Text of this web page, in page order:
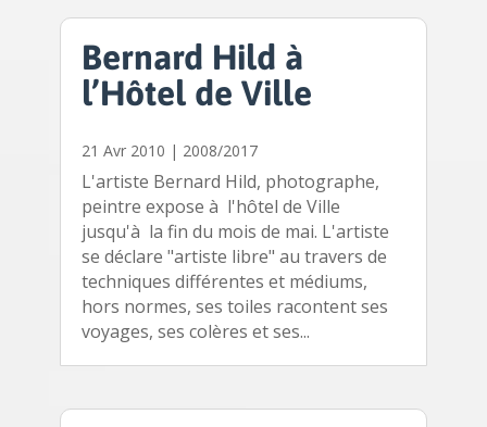
Bernard Hild à
l’Hôtel de Ville
21 Avr 2010 | 2008/2017
L'artiste Bernard Hild, photographe,
peintre expose à l'hôtel de Ville
jusqu'à la fin du mois de mai. L'artiste
se déclare "artiste libre" au travers de
techniques différentes et médiums,
hors normes, ses toiles racontent ses
voyages, ses colères et ses...